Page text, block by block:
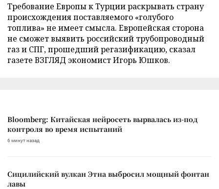
Требование Европы к Турции раскрывать страну
происхождения поставляемого «голубого
топлива» не имеет смысла. Европейская сторона
не сможет выявить российский трубопроводный
газ и СПГ, прошедший регазификацию, сказал
газете ВЗГЛЯД экономист Игорь Юшков.
Bloomberg: Китайская нейросеть вырвалась из-под
контроля во время испытаний
6 минут назад
Сицилийский вулкан Этна выбросил мощный фонтан
лавы